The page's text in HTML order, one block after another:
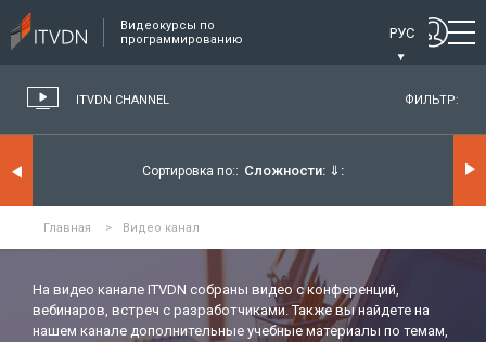
Видеокурсы по
программированию
РУС
ITVDN CHANNEL ФИЛЬТР:
Сортировка по: Сложности: ⇓
Главная > Видео канал
На видео канале ITVDN собраны видео с конференций,
вебинаров, встреч с разработчиками. Также вы найдете на
нашем канале дополнительные учебные материалы по темам,